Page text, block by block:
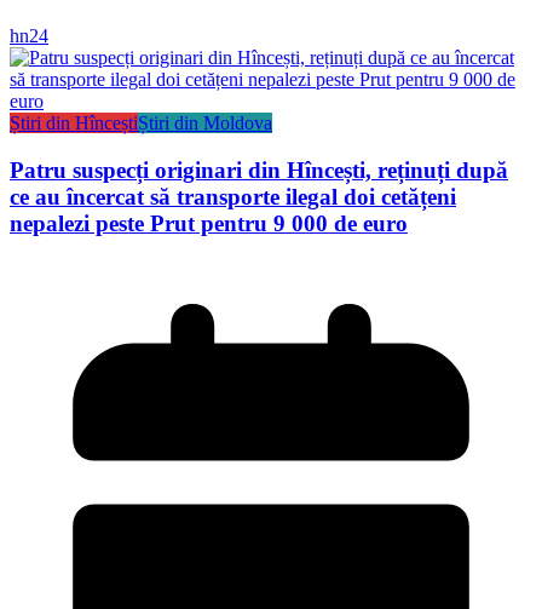
hn24
Știri din HînceștiȘtiri din Moldova
Patru suspecți originari din Hîncești, reținuți după
ce au încercat să transporte ilegal doi cetățeni
nepalezi peste Prut pentru 9 000 de euro